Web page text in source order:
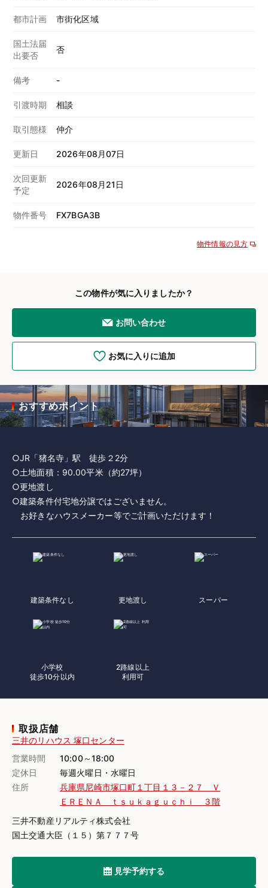
都市計画 市街化区域
国土法届
出要否
否
備考 -
引渡時期 相談
取引態様 仲介
更新日 2026年08月07日
次回更新
予定
2026年08月21日
物件番号 FX7BGA3B
物件情報の見方
この物件が気に入りましたか？
お問い合わせ
お気に入りに追加
おすすめポイント
○JR「猪名寺」駅 徒歩２2分
○土地面積：90.00平米（約27坪）
○更地渡し
○建築条件付宅地分譲ではございません。
お好きなハウスメーカー等でご計画いただけます！
建築条件なし 更地渡し スーパー
小学校
徒歩10分以内
2路線以上
利用可
取扱店舗
三井のリハウス 塚口センター
営業時間
10:00～18:00
定休日
毎週火曜日・水曜日
住所
兵庫県尼崎市塚口町１丁目１３－２７ Ｖ
ＥＲＥＮＡ ｔｓｕｋａｇｕｃｈｉ ３階
三井不動産リアルティ株式会社
国土交通大臣（１５）第７７７号
見学予約する